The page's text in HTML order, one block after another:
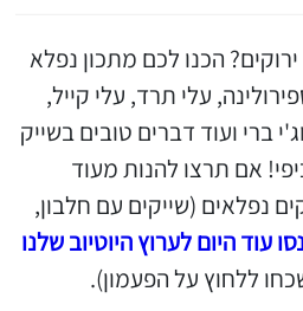
הכנו לכם מתכון נפלא
עלי תרד, עלי קייל,
ברי ועוד דברים טובים בשייק
אם תרצו להנות מעוד
נפלאים (שייקים עם חלבון,
עוד היום לערוץ היוטיוב שלנו
ללחוץ על הפעמון).